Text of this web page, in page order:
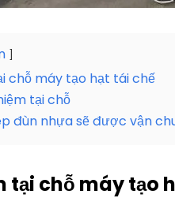
chỗ máy tạo hạt tái chế
tại chỗ
đùn nhựa sẽ được vận
tại chỗ máy tạo